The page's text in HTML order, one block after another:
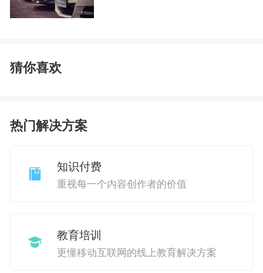
猜你喜欢
热门解决方案
知识付费
重视每一个内容创作者的价值
教育培训
更懂移动互联网的线上教育解决方案